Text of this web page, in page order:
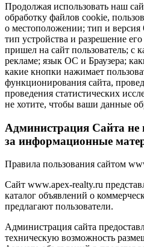
Продолжая использовать наш
обработку файлов cookie,
о местоположении; тип и версия
тип устройства и разрешение
пришел на сайт пользователь; с
рекламе; язык ОС и Браузера;
какие кнопки нажимает
функционирования сайта,
проведения статистических
не хотите, чтобы ваши данные
Администрация Сайта не
за информационные
Правила пользования сайтом
Сайт www.apex-realty.ru
каталог объявлений о
предлагают пользователи.
Администрация сайта
техническую возможность